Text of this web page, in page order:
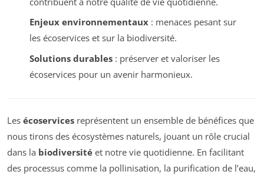
Enjeux environnementaux: menaces pesant sur
les écoservices et sur la biodiversité.
Solutions durables: préserver et valoriser les
écoservices pour un avenir harmonieux.
Les écoservices représentent un ensemble de bénéfices que
nous tirons des écosystèmes naturels, jouant un rôle crucial
dans la biodiversité et notre vie quotidienne. En facilitant
des processus comme la pollinisation, la purification de l’eau,